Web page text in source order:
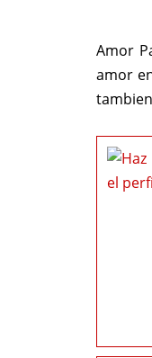
Amor
amor